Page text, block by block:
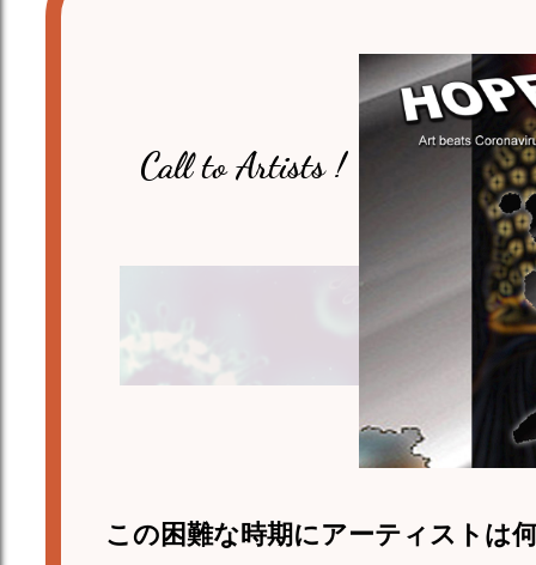
この困難な時期にアーティストは
Call to Artists !